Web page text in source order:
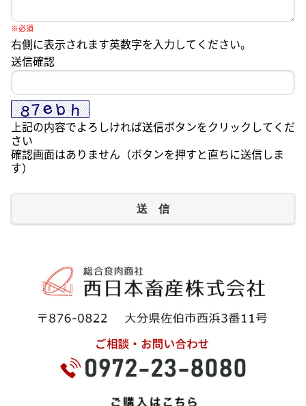
※必須
右側に表示されます英数字を入力してください。
送信確認
上記の内容でよろしければ送信ボタンをクリックしてくだ
さい
確認画面はありません（ボタンを押すと直ちに送信しま
す）
送 信